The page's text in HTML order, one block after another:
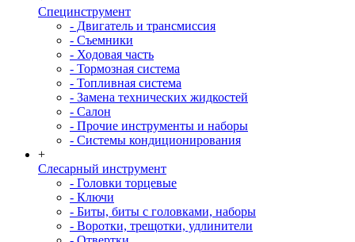
Специнструмент
- Двигатель и трансмиссия
- Съемники
- Ходовая часть
- Тормозная система
- Топливная система
- Замена технических жидкостей
- Салон
- Прочие инструменты и наборы
- Системы кондиционирования
+
Слесарный инструмент
- Головки торцевые
- Ключи
- Биты, биты с головками, наборы
- Воротки, трещотки, удлинители